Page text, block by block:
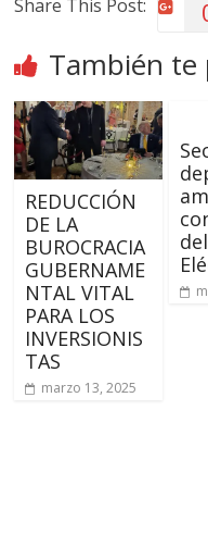
Share This Post:
También te
REDUCCIÓN
DE LA
BUROCRACIA
GUBERNAME
NTAL VITAL
PARA LOS
INVERSIONIS
TAS
marzo 13, 2025